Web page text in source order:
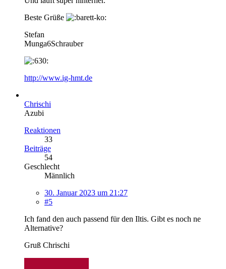
Beste Grüße
Stefan
Munga6Schrauber
http://www.ig-hmt.de
Chrischi
Azubi
Reaktionen
33
Beiträge
54
Geschlecht
Männlich
30. Januar 2023 um 21:27
#5
Ich fand den auch passend für den Iltis. Gibt es noch ne
Alternative?
Gruß Chrischi